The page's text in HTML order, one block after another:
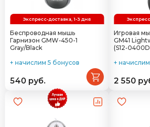
Экспресс-доставка, 1-3 дня
Беспроводная мышь
Гарнизон GMW-450-1
Gray/Black
+ начислим 5 бонусов
540 руб.
Игровая
GM41
(S12-
+
2 550